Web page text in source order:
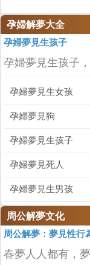
孕婦解夢大全
孕婦夢見生孩子
孕婦夢見生孩子
孕婦夢見生女孩
孕婦夢見狗
孕婦夢見生孩子
孕婦夢見死人
孕婦夢見生男孩
周公解夢文化
周公解夢：夢見性行
春夢人人都有，